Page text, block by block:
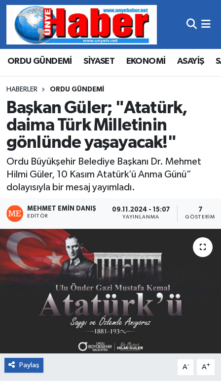
ORDU GÜNDEMİ SİYASET EKONOMİ ASAYİŞ
HABERLER ORDU GÜNDEMİ
Başkan Güler; "Atatürk,
daima Türk Milletinin
gönlünde yaşayacak!"
Ordu Büyükşehir Belediye Başkanı Dr. Mehmet
Hilmi Güler, 10 Kasım Atatürk’ü Anma Günü”
dolayısıyla bir mesaj yayımladı.
MEHMET EMIN DANIŞ
EDITÖR
09.11.2024 - 15:07
YAYINLANMA
7
GÖSTERIM
Paylaş A- A+
Hava Durumu
Trafik Durumu
Süper Lig Puan Durumu ve Fikstür
Tüm Manşetler
Son Dakika Haberleri
Haber Arşivi